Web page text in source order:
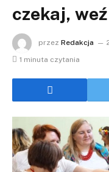
czekaj,
przez Redakcja
1 minuta czytania